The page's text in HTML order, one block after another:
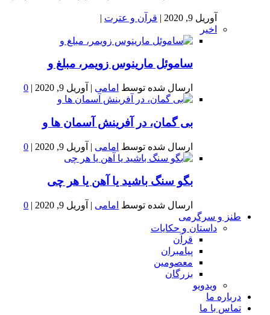
آوریل 9, 2020 | قرآن و عترت |
اخیر
ساموئل مارینوس زویمر، مبلغ و
ارسال شده توسط امامی | آوریل 9, 2020 |
0
بى گمان، در آفرينش آسمان ها و
ارسال شده توسط امامی | آوریل 9, 2020 |
0
بگو سنگ باشید یا آهن یا هر چی
ارسال شده توسط امامی | آوریل 9, 2020 |
0
طنز و سرگرمی
داستان و حکایات
قرآن
پیامبران
معصومین
بزرگان
ویدویو
درباره ما
تماس با ما